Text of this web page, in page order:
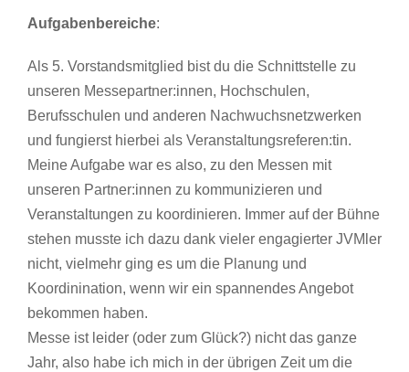
Aufgabenbereiche:
Als 5. Vorstandsmitglied bist du die Schnittstelle zu
unseren Messepartner:innen, Hochschulen,
Berufsschulen und anderen Nachwuchsnetzwerken
und fungierst hierbei als Veranstaltungsreferen:tin.
Meine Aufgabe war es also, zu den Messen mit
unseren Partner:innen zu kommunizieren und
Veranstaltungen zu koordinieren. Immer auf der Bühne
stehen musste ich dazu dank vieler engagierter JVMler
nicht, vielmehr ging es um die Planung und
Koordinination, wenn wir ein spannendes Angebot
bekommen haben.
Messe ist leider (oder zum Glück?) nicht das ganze
Jahr, also habe ich mich in der übrigen Zeit um die